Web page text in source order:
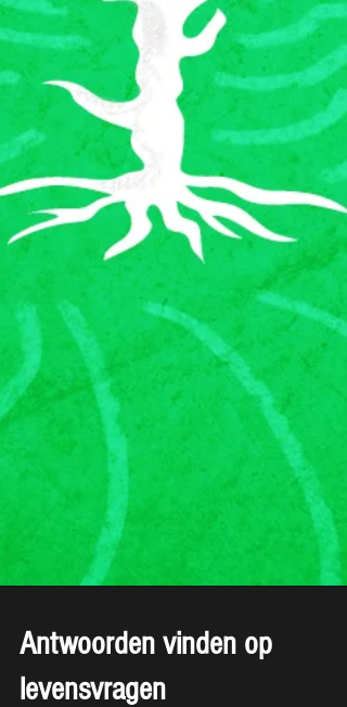
Antwoorden vinden op